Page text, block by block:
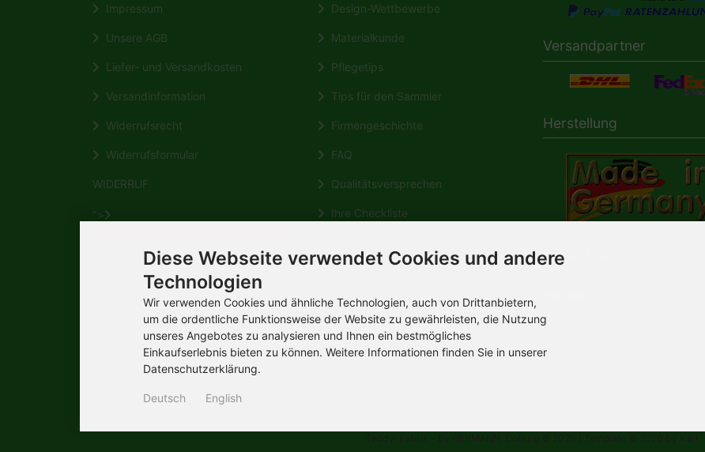
Impressum
Unsere AGB
Liefer- und Versandkosten
Versandinformation
Widerrufsrecht
Widerrufsformular
WIDERRUF
">
Zahlungsmöglichkeiten
Kontakt
Allgemeine Verbraucherinformation
Privatsphäre und Datenschutz
Cookie Einstellungen
Design-Wettbewerbe
Materialkunde
Pflegetips
Tips für den Sammler
Firmengeschichte
FAQ
Qualitätsversprechen
Ihre Checkliste
Wikipedia
Versandpartner
Herstellung
Social Media
Diese Webseite verwendet Cookies und andere
Technologien
Wir verwenden Cookies und ähnliche Technologien, auch von Drittanbietern,
um die ordentliche Funktionsweise der Website zu gewährleisten, die Nutzung
unseres Angebotes zu analysieren und Ihnen ein bestmögliches
Einkaufserlebnis bieten zu können. Weitere Informationen finden Sie in unserer
Datenschutzerklärung.
Deutsch English